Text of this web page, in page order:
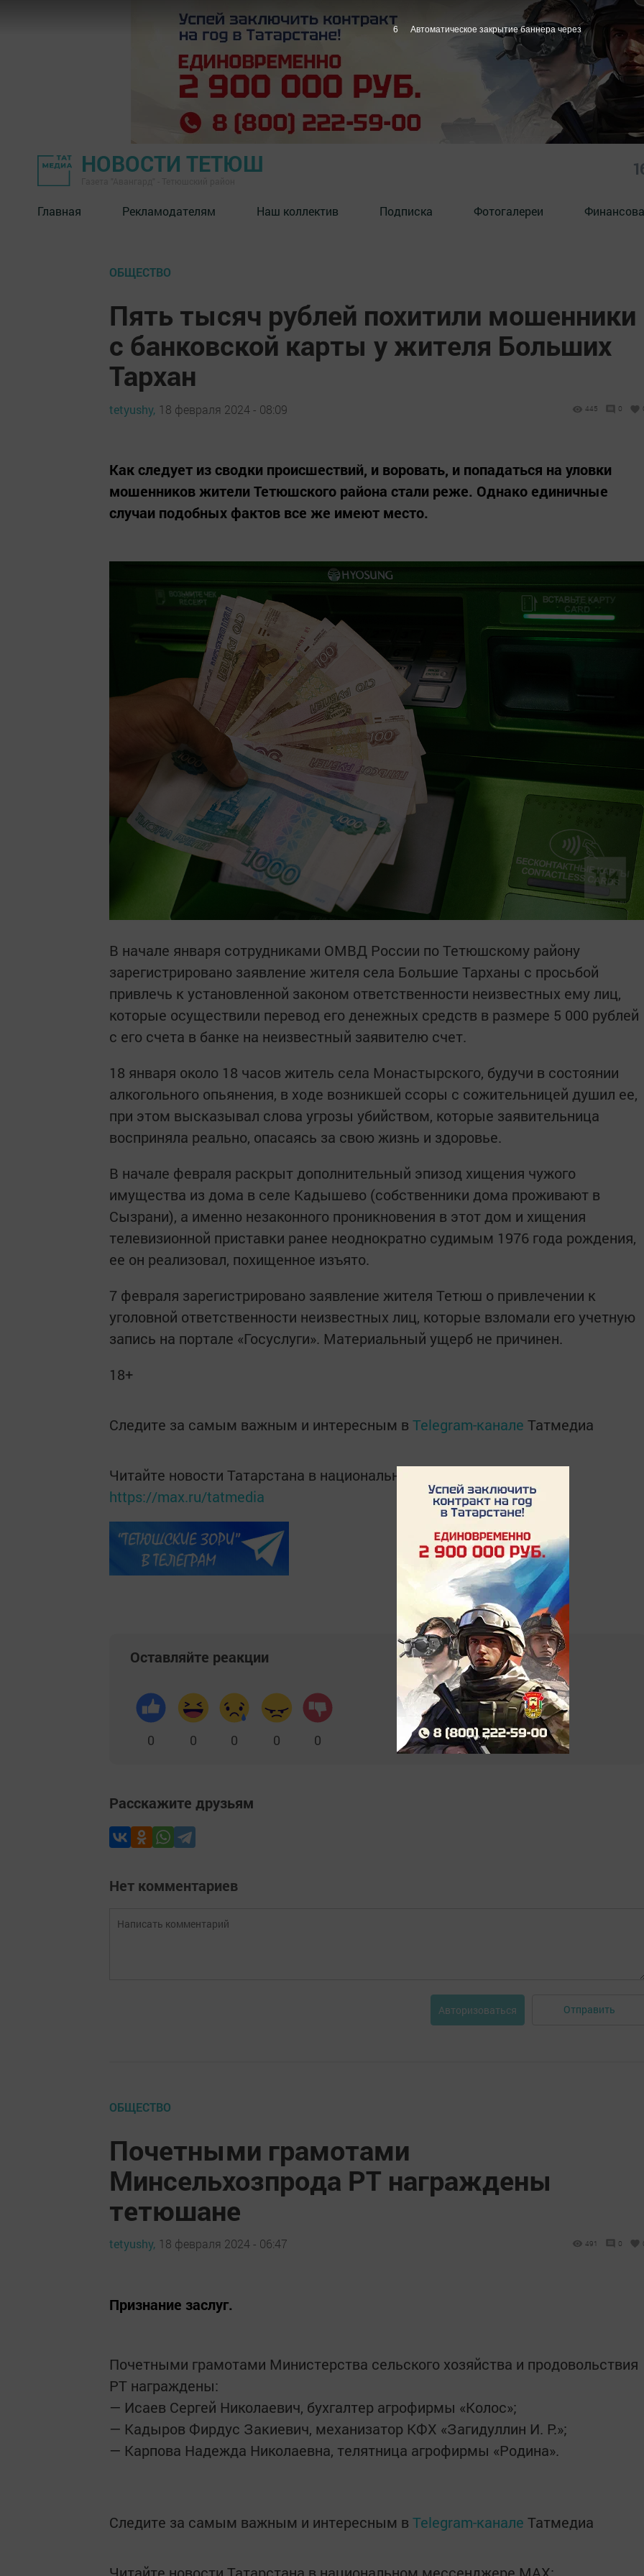
НОВОСТИ ТЕТЮШ
Главная Рекламодателям Наш коллектив Подписка Фотогалереи
ОБЩЕСТВО
Пять тысяч рублей похитили мошенники
с банковской карты у жителя Больших
Тархан
tetyushy, 18 февраля 2024 - 08:09 445 0
Как следует из сводки происшествий, и воровать, и попадаться на уловки
мошенников жители Тетюшского района стали реже. Однако единичные
случаи подобных фактов все же имеют место.
В начале января сотрудниками ОМВД России по Тетюшскому району
зарегистрировано заявление жителя села Большие Тарханы с просьбой
привлечь к установленной законом ответственности неизвестных ему лиц,
которые осуществили перевод его денежных средств в размере 5 000 рублей
с его счета в банке на неизвестный заявителю счет.
18 января около 18 часов житель села Монастырского, будучи в состоянии
алкогольного опьянения, в ходе возникшей ссоры с сожительницей душил ее,
при этом высказывал слова угрозы убийством, которые заявительница
восприняла реально, опасаясь за свою жизнь и здоровье.
В начале февраля раскрыт дополнительный эпизод хищения чужого
имущества из дома в селе Кадышево (собственники дома проживают в
Сызрани), а именно незаконного проникновения в этот дом и хищения
телевизионной приставки ранее неоднократно судимым 1976 года рождения,
ее он реализовал, похищенное изъято.
7 февраля зарегистрировано заявление жителя Тетюш о привлечении к
уголовной ответственности неизвестных лиц, которые взломали его учетную
запись на портале «Госуслуги». Материальный ущерб не причинен.
18+
Следите за самым важным и интересным в Telegram-канале Татмедиа
Читайте новости Татарстана в национальном мессенджере MАХ:
https://max.ru/tatmedia
Оставляйте реакции
0 0 0 0 0
Расскажите друзьям
Нет комментариев
Авторизоваться Отправить
ОБЩЕСТВО
Почетными грамотами
Минсельхозпрода РТ награждены
тетюшане
tetyushy, 18 февраля 2024 - 06:47 491 0
Признание заслуг.
Почетными грамотами Министерства сельского хозяйства и продовольствия
РТ награждены:
— Исаев Сергей Николаевич, бухгалтер агрофирмы «Колос»;
— Кадыров Фирдус Закиевич, механизатор КФХ «Загидуллин И. Р.»;
— Карпова Надежда Николаевна, телятница агрофирмы «Родина».
Следите за самым важным и интересным в Telegram-канале Татмедиа
Читайте новости Татарстана в национальном мессенджере MАХ:
4 Автоматическое закрытие баннера через